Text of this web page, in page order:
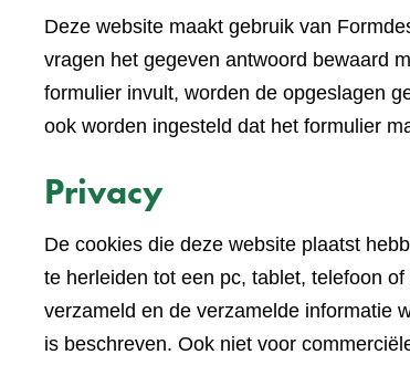
Deze website maakt gebruik van
vragen het gegeven antwoord bewaard
formulier invult, worden de opgeslagen
ook worden ingesteld dat het formulier
Privacy
De cookies die deze website plaatst
te herleiden tot een pc, tablet, telefoon
verzameld en de verzamelde informatie
is beschreven. Ook niet voor